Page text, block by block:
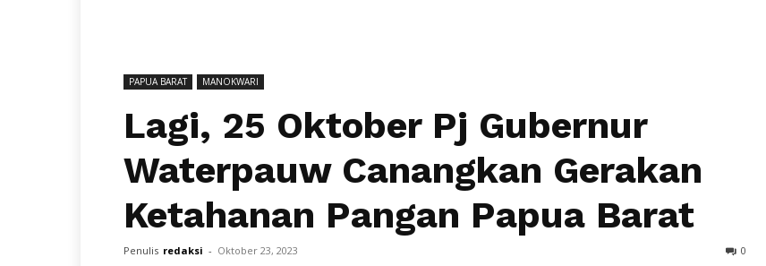
PAPUA BARAT MANOKWARI
Lagi, 25 Oktober Pj Gubernur
Waterpauw Canangkan Gerakan
Ketahanan Pangan Papua Barat
Penulis redaksi - Oktober 23, 2023 0